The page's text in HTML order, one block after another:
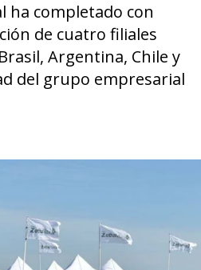
ha completado con
de cuatro filiales
Argentina, Chile y
del grupo empresarial